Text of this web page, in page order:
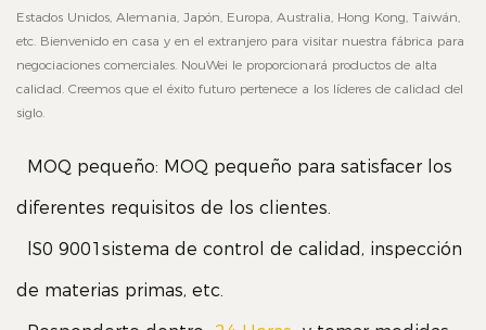
Estados Unidos, Alemania, Japón, Europa, Australia, Hong Kong, Taiwán,
etc. Bienvenido en casa y en el extranjero para visitar nuestra fábrica para
negociaciones comerciales. NouWei le proporcionará productos de alta
calidad. Creemos que el éxito futuro pertenece a los líderes de calidad del
siglo.
MOQ pequeño: MOQ pequeño para satisfacer los
diferentes requisitos de los clientes.
lS0 9001sistema de control de calidad, inspección
de materias primas, etc.